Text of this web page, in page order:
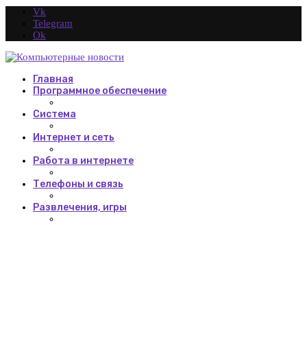
Vk
Telegram
Ok
Главная
Программное обеспечение
Система
Интернет и сеть
Работа в интернете
Телефоны и связь
Развлечения, игры